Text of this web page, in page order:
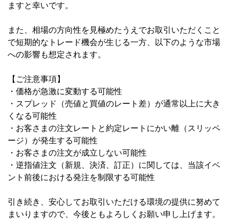
ますと幸いです。
また、相場の方向性を見極めたうえでお取引いただくこと
で短期的なトレード機会が生じる一方、以下のような市場
への影響も想定されます。
【ご注意事項】
・価格が急激に変動する可能性
・スプレッド（売値と買値のレート差）が通常以上に大き
くなる可能性
・お客さまの注文レートと約定レートにかい離（スリッペ
ージ）が発生する可能性
・お客さまの注文が成立しない可能性
・逆指値注文（新規、決済、訂正）に関しては、当該イベ
ント前後における発注を制限する可能性
引き続き、安心してお取引いただける環境の提供に努めて
まいりますので、今後ともよろしくお願い申し上げます。